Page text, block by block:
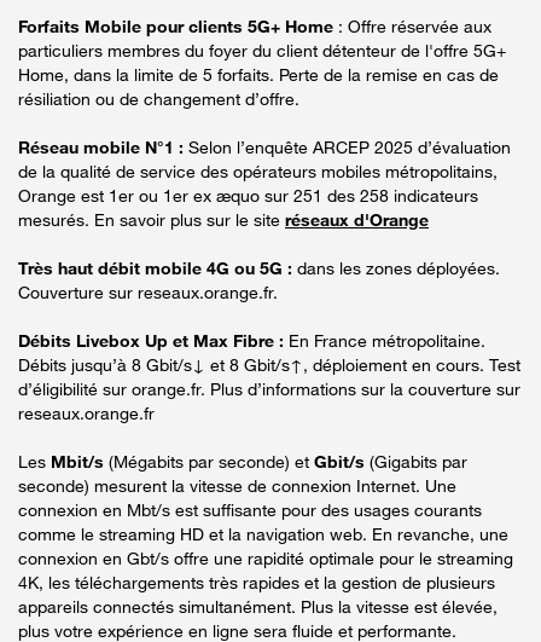
Forfaits Mobile pour clients 5G+ Home : Offre réservée aux
particuliers membres du foyer du client détenteur de l'offre 5G+
Home, dans la limite de 5 forfaits. Perte de la remise en cas de
résiliation ou de changement d’offre.
Réseau mobile N°1 : Selon l’enquête ARCEP 2025 d’évaluation
de la qualité de service des opérateurs mobiles métropolitains,
Orange est 1er ou 1er ex æquo sur 251 des 258 indicateurs
mesurés. En savoir plus sur le site réseaux d'Orange
Très haut débit mobile 4G ou 5G : dans les zones déployées.
Couverture sur reseaux.orange.fr.
Débits Livebox Up et Max Fibre : En France métropolitaine.
Débits jusqu’à 8 Gbit/s↓ et 8 Gbit/s↑, déploiement en cours. Test
d’éligibilité sur orange.fr. Plus d’informations sur la couverture sur
reseaux.orange.fr
Les Mbit/s (Mégabits par seconde) et Gbit/s (Gigabits par
seconde) mesurent la vitesse de connexion Internet. Une
connexion en Mbt/s est suffisante pour des usages courants
comme le streaming HD et la navigation web. En revanche, une
connexion en Gbt/s offre une rapidité optimale pour le streaming
4K, les téléchargements très rapides et la gestion de plusieurs
appareils connectés simultanément. Plus la vitesse est élevée,
plus votre expérience en ligne sera fluide et performante.